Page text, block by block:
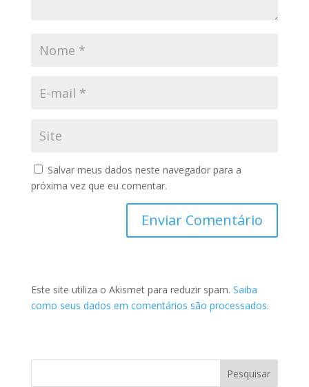
Salvar meus dados neste navegador para a
próxima vez que eu comentar.
Este site utiliza o Akismet para reduzir spam. Saiba
como seus dados em comentários são processados.